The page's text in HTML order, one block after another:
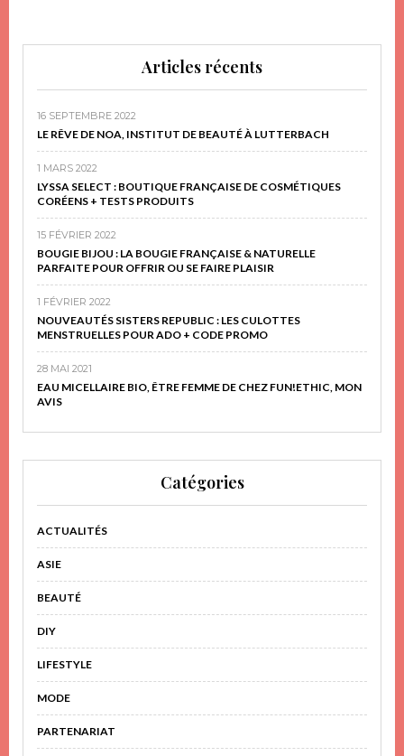
Articles récents
16 SEPTEMBRE 2022
LE RÊVE DE NOA, INSTITUT DE BEAUTÉ À LUTTERBACH
1 MARS 2022
LYSSA SELECT : BOUTIQUE FRANÇAISE DE COSMÉTIQUES
CORÉENS + TESTS PRODUITS
15 FÉVRIER 2022
BOUGIE BIJOU : LA BOUGIE FRANÇAISE & NATURELLE
PARFAITE POUR OFFRIR OU SE FAIRE PLAISIR
1 FÉVRIER 2022
NOUVEAUTÉS SISTERS REPUBLIC : LES CULOTTES
MENSTRUELLES POUR ADO + CODE PROMO
28 MAI 2021
EAU MICELLAIRE BIO, ÊTRE FEMME DE CHEZ FUN!ETHIC, MON
AVIS
Catégories
ACTUALITÉS
ASIE
BEAUTÉ
DIY
LIFESTYLE
MODE
PARTENARIAT